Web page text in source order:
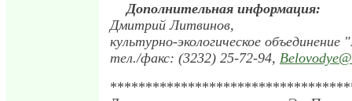
Дополнительная информация:
Дмитрий Литвинов,
культурно-экологическое объединение
тел./факс: (3232) 25-72-94,